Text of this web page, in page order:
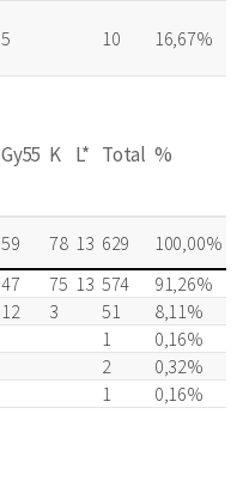
5 10 16,67%
Gy55 K L* Total %
59 78 13 629
100,00%
47 75 13 574
91,26%
12 3 51
8,11%
1
0,16%
2
0,32%
1 0,16%